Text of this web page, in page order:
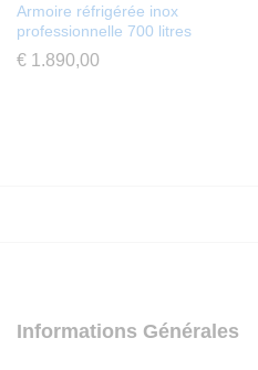
Armoire réfrigérée inox
professionnelle 700 litres
€ 1.890,00
Informations Générales